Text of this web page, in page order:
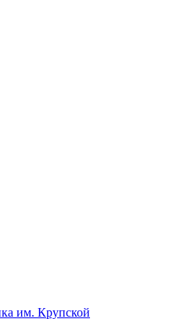
им. Крупской